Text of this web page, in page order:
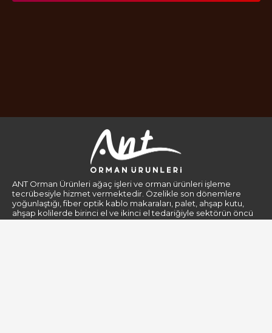
ANT Orman Ürünleri ağaç işleri ve orman ürünleri işleme
tecrübesiyle hizmet vermektedir. Özelikle son dönemlere
yoğunlaştığı, fiber optik kablo makaraları, palet, ahşap kutu,
ahşap kolilerde birinci el ve ikinci el tedariğiyle sektörün öncü
firmaları arasındadır.